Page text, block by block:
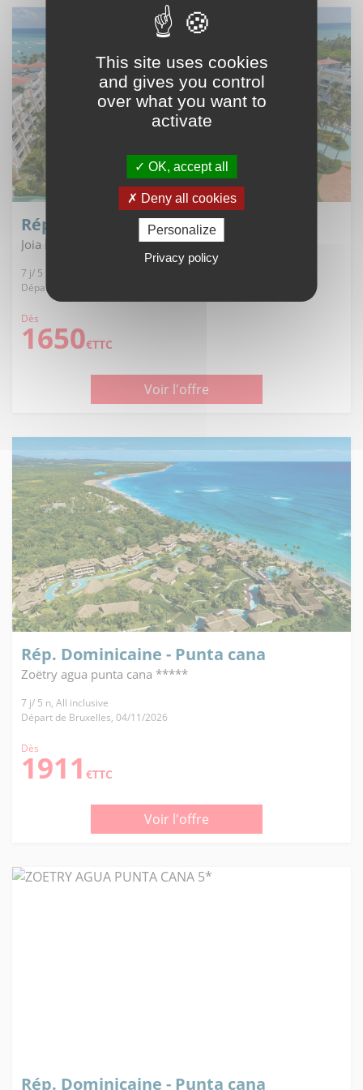
Rép. Dominicaine - Punta cana
Joia bavaro by iberostar *****
7 j/ 5 n, All inclusive
Départ de Paris, 17/09/2026
Dès
1650€TTC
Voir l'offre
Rép. Dominicaine - Punta cana
Zoëtry agua punta cana *****
7 j/ 5 n, All inclusive
Départ de Bruxelles, 04/11/2026
Dès
1911 €TTC
Voir l'offre
Rép. Dominicaine - Punta cana
This site uses cookies
and gives you control
over what you want to
activate
OK, accept all
Deny all cookies
Personalize
Privacy policy